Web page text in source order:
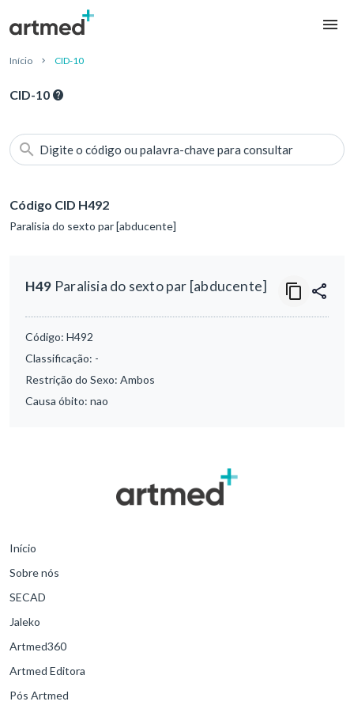
Início CID-10
CID-10
Digite o código ou palavra-chave para consultar
Código CID H492
Paralisia do sexto par [abducente]
H49 Paralisia do sexto par [abducente]
Código: H492
Classificação: -
Restrição do Sexo: Ambos
Causa óbito: nao
Início
Sobre nós
SECAD
Jaleko
Artmed360
Artmed Editora
Pós Artmed